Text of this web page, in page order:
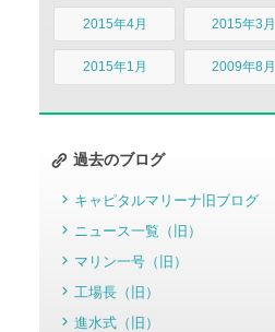
2015年4月 2015年3月
2015年1月 2009年8月
過去のブログ
キャピタルマリーナ旧ブログ
ニュース一覧（旧）
マリン一号（旧）
工場長（旧）
進水式（旧）